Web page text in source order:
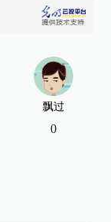
飘过
0